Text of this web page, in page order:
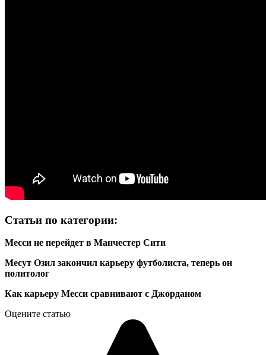
Статьи по категории:
Месси не перейдет в Манчестер Сити
Месут Озил закончил карьеру футболиста, теперь он
политолог
Как карьеру Месси сравнивают с Джорданом
Оцените статью